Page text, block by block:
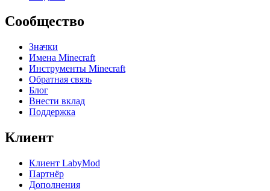
Сообщество
Значки
Имена Minecraft
Инструменты Minecraft
Обратная связь
Блог
Внести вклад
Поддержка
Клиент
Клиент LabyMod
Партнёр
Дополнения